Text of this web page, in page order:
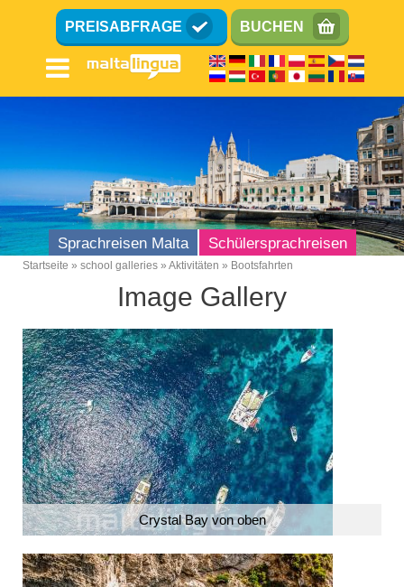
PREISABFRAGE BUCHEN
Sprachreisen Malta Schülersprachreisen
Breadcrumb
Startseite school galleries Aktivitäten Bootsfahrten
Image Gallery
Crystal Bay von oben